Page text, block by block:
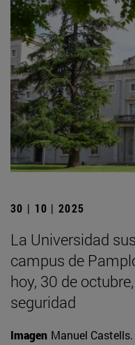
30 | 10 | 2025
La Universidad
campus de
hoy, 30 de
seguridad
Imagen Manuel Castells.